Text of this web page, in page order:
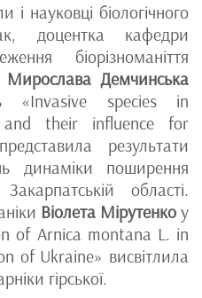
і науковці біологічного
доцентка кафедри
біорізноманіття
Мирослава Демчинська
«Invasive species in
and their influence for
результати
динаміки поширення
області.
Віолета Мірутенко у
of Arnica montana L. in
of Ukraine» висвітлила
гірської.